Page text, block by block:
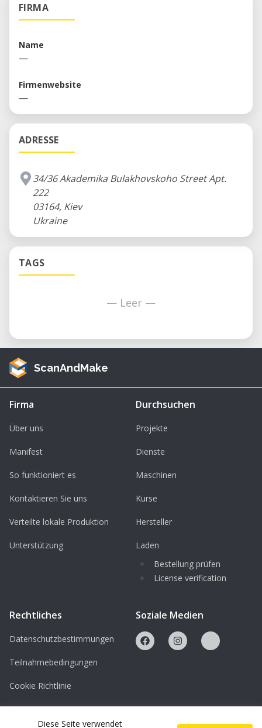
FIRMA
Name
—
Firmenwebsite
—
ADRESSE
34/36 Akademika Bulakhovskoho Street Apt.
222
03164, Kiev
Ukraine
TAGS
— Leer —
ScanAndMake
Firma
Über uns
Manifest
So funktioniert es
Kontaktieren Sie uns
Verteilte lokale Produktion
Unterstützung
Durchsuchen
Projekte
Dienste
Maschinen
Kurse
Hersteller
Laden
Bestellung prüfen
License verification
Rechtliches
Datenschutzbestimmungen
Teilnahmebedingungen
Cookie Richtlinie
Lizenzen
Soziale Medien
Diese Seite verwendet